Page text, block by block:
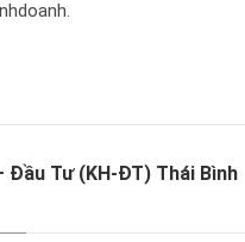
Đầu Tư (KH-ĐT) Thái Bình